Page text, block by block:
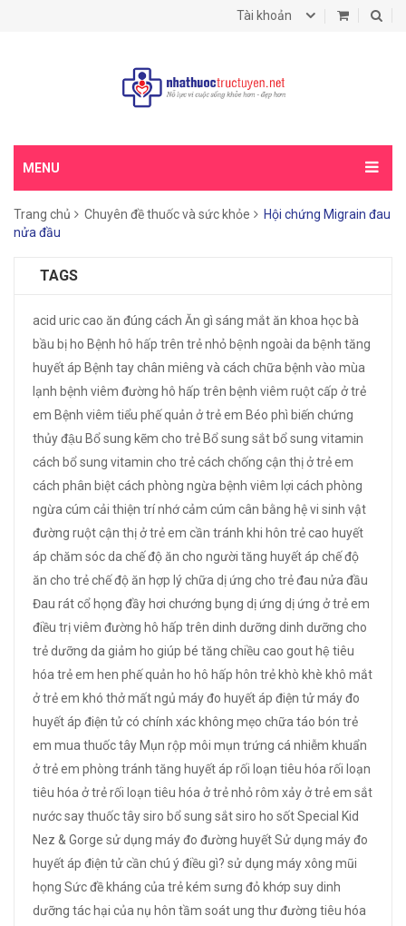
Tài khoản
MENU
Trang chủ Chuyên đề thuốc và sức khỏe
Hội chứng Migrain đau
nửa đầu
TAGS
acid uric cao ăn đúng cách Ăn gì sáng mắtăn khoa học bà
bầu bị ho Bệnh hô hấp trên trẻ nhỏ bệnh ngoài da bệnh tăng
huyết áp Bệnh tay chân miêng và cách chữa bệnh vào mùa
lạnh bệnh viêm đường hô hấp trên bệnh viêm ruột cấp ở trẻ
em Bệnh viêm tiểu phế quản ở trẻ em Béo phì biến chứng
thủy đậu Bổ sung kẽm cho trẻ Bổ sung sắt bổ sung vitamin
cách bổ sung vitamin cho trẻcách chống cận thị ở trẻ em
cách phân biệtcách phòng ngừa bệnh viêm lợi cách phòng
ngừa cúm cải thiện trí nhớcảm cúm cân bằng hệ vi sinh vật
đường ruộtcận thị ở trẻ em cần tránh khi hôn trẻcao huyết
áp chăm sóc da chế độ ăn cho người tăng huyết áp chế độ
ăn cho trẻchế độ ăn hợp lýchữa dị ứng cho trẻđau nửa đầu
Đau rát cổ họng đầy hơi chướng bụng dị ứng dị ứng ở trẻ em
điều trị viêm đường hô hấp trên dinh dưỡng dinh dưỡng cho
trẻdưỡng da giảm ho giúp bé tăng chiều cao gout hệ tiêu
hóa trẻ em hen phế quản ho hô hấp hôn trẻ khò khè khô mắt
ở trẻ em khó thởmất ngủ máy đo huyết áp điện tửmáy đo
huyết áp điện tử có chính xác không mẹo chữa táo bón trẻ
em mua thuốc tây Mụn rộp môi mụn trứng cá nhiễm khuẩn
ở trẻ em phòng tránh tăng huyết áp rối loạn tiêu hóa rối loạn
tiêu hóa ở trẻrối loạn tiêu hóa ở trẻ nhỏrôm xảy ở trẻ em sắt
nướcsay thuốc tâysiro bổ sung sắtsiro ho sốtSpecial Kid
Nez & Gorge sử dụng máy đo đường huyếtSử dụng máy đo
huyết áp điện tử cần chú ý điều gì? sử dụng máy xông mũi
họng Sức đề kháng của trẻ kém sưng đỏ khớp suy dinh
dưỡng tác hại của nụ hôn tầm soát ung thư đường tiêu hóa